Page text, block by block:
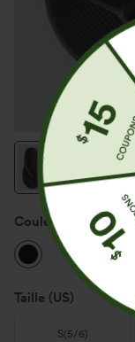
Couleur Noir
Taille (US)
S(5/6)